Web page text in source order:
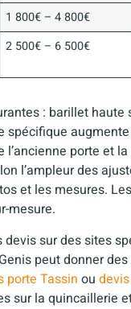
1 800€ – 4 800€
2 500€ – 6 500€
: barillet
spécifique
porte et
l’ampleur des
et les mesures.
mesure.
sur des sites
peut donner
porte Tassin ou
sur la quincaillerie